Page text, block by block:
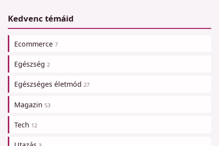
Kedvenc témáid
Ecommerce 7
Egészség 2
Egészséges életmód 27
Magazin 53
Tech 12